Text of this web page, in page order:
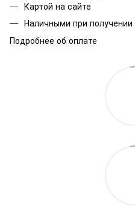
Картой на сайте
Наличными при получении
Подробнее об оплате